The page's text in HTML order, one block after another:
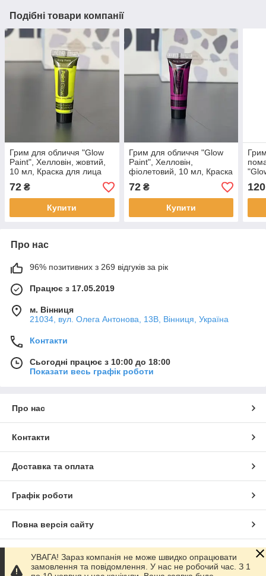
Подібні товари компанії
Грим для обличчя "Glow
Paint", Хелловін, жовтий,
10 мл, Краска для лица
72 ₴
Купити
Грим для обличчя "Glow
Paint", Хелловін,
фіолетовий, 10 мл, Краска
для лица
72₴
Купити
мл,
120
Про нас
96% позитивних з 269 відгуків за рік
Працює з 17.05.2019
м. Вінниця
21034, вул. Олега Антонова, 13В, Вінниця, Україна
Контакти
Сьогодні працює з 10:00 до 18:00
Показати весь графік роботи
Про нас
Контакти
Доставка та оплата
Графік роботи
Повна версія сайту
Сайт створено на маркетплейсіProm.ua
УВАГА! Зараз компанія не може швидко опрацювати
замовлення та повідомлення. У нас не робочий час. З 1